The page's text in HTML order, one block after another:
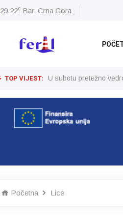
29.22c Bar, Crna Gora
TOP VIJEST: U subotu pretežno
Početna Lice